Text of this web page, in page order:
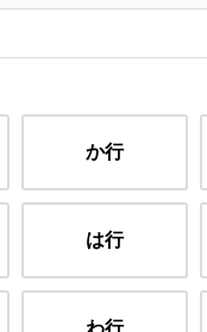
か行
は行
わ行